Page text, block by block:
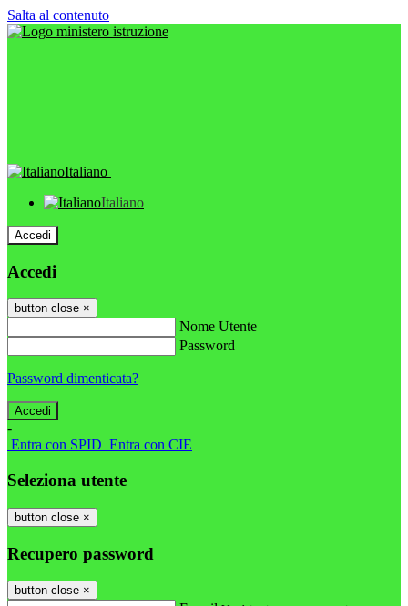
Salta al contenuto
Italiano
Italiano
Accedi
Accedi
button close ×
Nome Utente
Password
Password dimenticata?
-
Entra con SPID Entra con CIE
Seleziona utente
button close ×
Recupero password
button close ×